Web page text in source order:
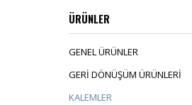
ÜRÜNLER
GENEL ÜRÜNLER
GERİ DÖNÜŞÜM ÜRÜNLERİ
KALEMLER